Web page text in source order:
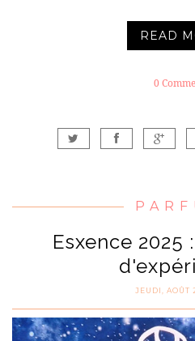
READ
0
Esxence
JEUDI, AOÛT